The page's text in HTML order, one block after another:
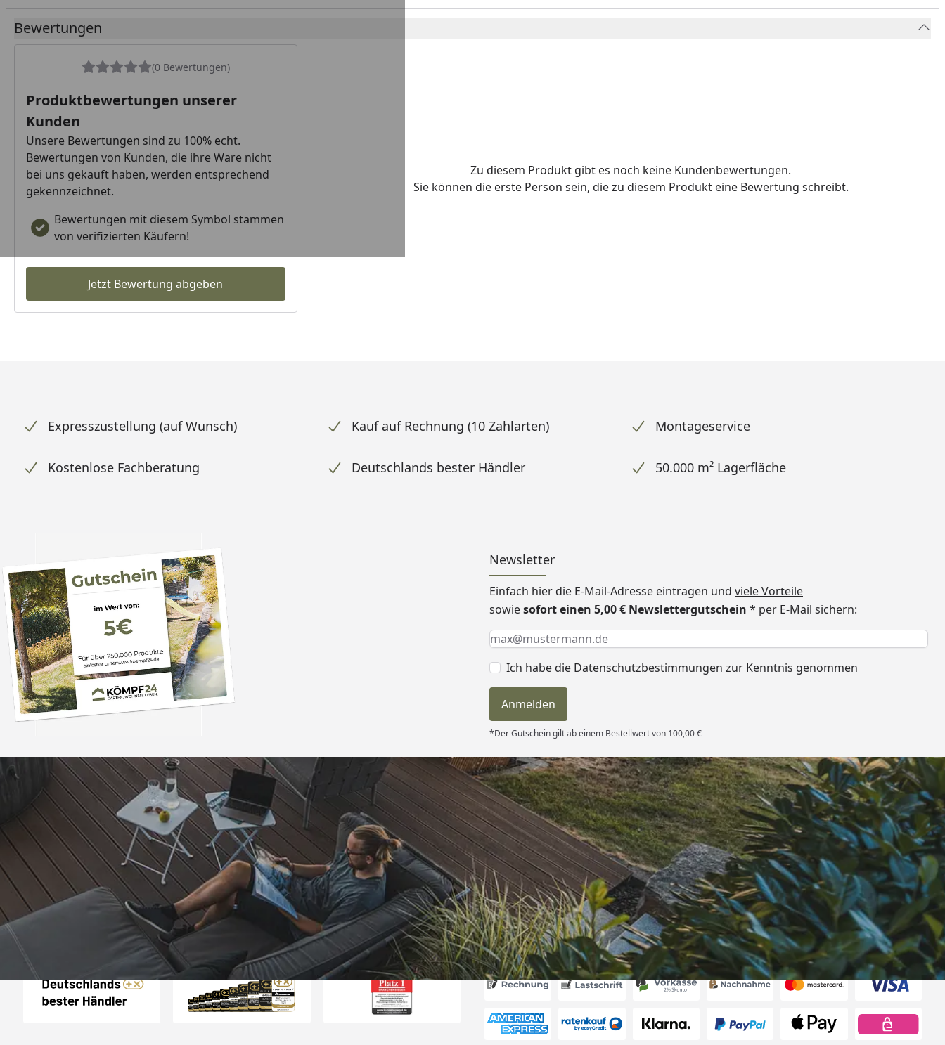
Bewertungen
(0 Bewertungen)
Produktbewertungen unserer
Kunden
Unsere Bewertungen sind zu 100% echt.
Bewertungen von Kunden, die ihre Ware nicht
bei uns gekauft haben, werden entsprechend
gekennzeichnet.
Bewertungen mit diesem Symbol stammen
von verifizierten Käufern!
Jetzt Bewertung abgeben
Zu diesem Produkt gibt es noch keine Kundenbewertungen.
Sie können die erste Person sein, die zu diesem Produkt eine Bewertung schreibt.
Expresszustellung (auf Wunsch) Kauf auf Rechnung (10 Zahlarten) Montageservice
Kostenlose Fachberatung Deutschlands bester Händler 50.000 m² Lagerfläche
Newsletter
Einfach hier die E-Mail-Adresse eintragen und viele Vorteile
sowiesofort einen 5,00 € Newslettergutschein * per E-Mail sichern:
Keine Eingabe erforderlich
Eingabe erforderlich
E-Mail *
Ich habe die Datenschutzbestimmungen zur Kenntnis genommen
Anmelden
*Der Gutschein gilt ab einem Bestellwert von 100,00 €
Trusted Shops
4,81/ 5
25.964 Bewertungen
„Schnellere Lieferung als
angekündigt. Produkt passt. “
07.08.2026
Versand
Auszeichnungen Akzeptierte Zahlungsarten